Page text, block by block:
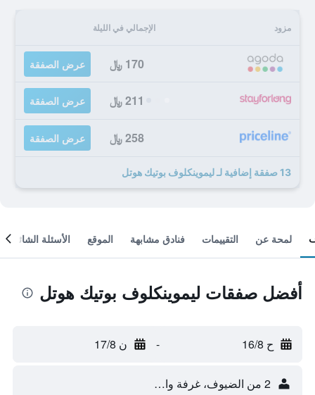
مزود الإجمالي في الليلة
170 ﷼ عرض الصفقة
211 ﷼ عرض الصفقة
258 ﷼ عرض الصفقة
13 صفقة إضافية لـ ليموينكلوف بوتيك هوتل
لمحة عن التقييمات فنادق مشابهة الموقع الأسئلة الشائعة
أفضل صفقات ليموينكلوف بوتيك هوتل
ح 16/8 - ن 17/8
2 من الضيوف، غرفة واحدة